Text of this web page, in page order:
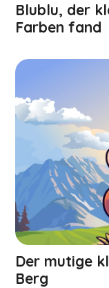
Blublu, der
Farben fand
Der mutige
Berg